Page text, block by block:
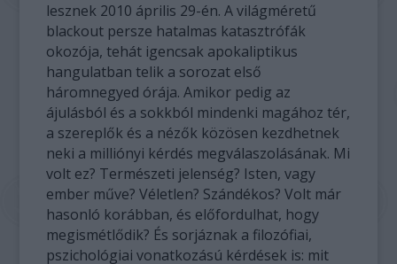
lesznek 2010 április 29-én. A világméretű
blackout persze hatalmas katasztrófák
okozója, tehát igencsak apokaliptikus
hangulatban telik a sorozat első
háromnegyed órája. Amikor pedig az
ájulásból és a sokkból mindenki magához tér,
a szereplők és a nézők közösen kezdhetnek
neki a milliónyi kérdés megválaszolásának. Mi
volt ez? Természeti jelenség? Isten, vagy
ember műve? Véletlen? Szándékos? Volt már
hasonló korábban, és előfordulhat, hogy
megismétlődik? És sorjáznak a filozófiai,
pszichológiai vonatkozású kérdések is: mit